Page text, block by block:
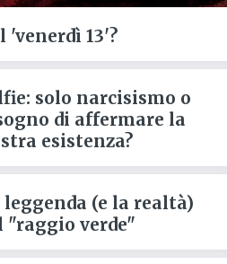
'venerdì 13'?
solo narcisismo o
di affermare la
esistenza?
leggenda (e la realtà)
"raggio verde"